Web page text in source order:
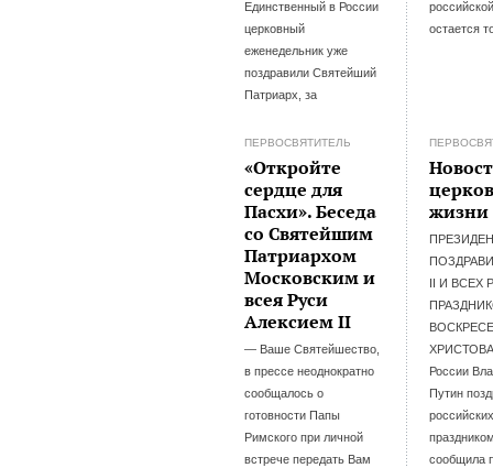
Единственный в России
церковный
еженедельник уже
поздравили Святейший
Патриарх, за
остается
ПЕРВОСВЯТИТЕЛЬ
«Откройте
сердце для
Пасхи». Беседа
со Святейшим
Патриархом
Московским и
всея Руси
Алексием II
— Ваше Святейшество,
в прессе неоднократно
сообщалось о
готовности Папы
Римского при личной
встрече передать Вам
жизни
II И
ХРИСТОВА
России
Путин
сообщила